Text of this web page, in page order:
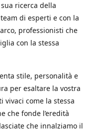
ricerca della
di esperti e con la
professionisti che
con la stessa
stile, personalità e
per esaltare la vostra
vivaci come la stessa
che fonde l’eredità
che innalziamo il